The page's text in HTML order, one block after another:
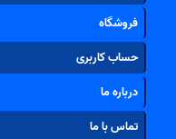
فروشگاه
حساب کاربری
درباره ما
تماس با ما